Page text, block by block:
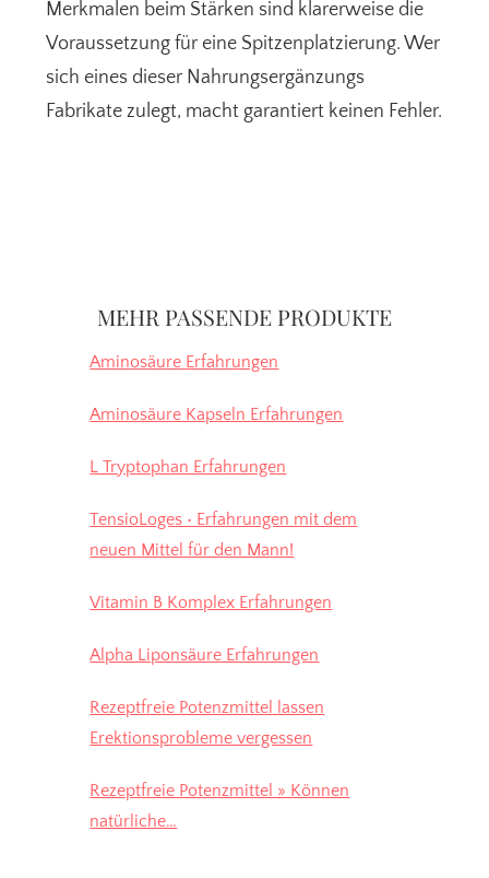
Merkmalen beim Stärken sind klarerweise die
Voraussetzung für eine Spitzenplatzierung. Wer
sich eines dieser Nahrungsergänzungs
Fabrikate zulegt, macht garantiert keinen Fehler.
MEHR PASSENDE PRODUKTE
Aminosäure Erfahrungen
Aminosäure Kapseln Erfahrungen
L Tryptophan Erfahrungen
TensioLoges • Erfahrungen mit dem
neuen Mittel für den Mann!
Vitamin B Komplex Erfahrungen
Alpha Liponsäure Erfahrungen
Rezeptfreie Potenzmittel lassen
Erektionsprobleme vergessen
Rezeptfreie Potenzmittel » Können
natürliche…